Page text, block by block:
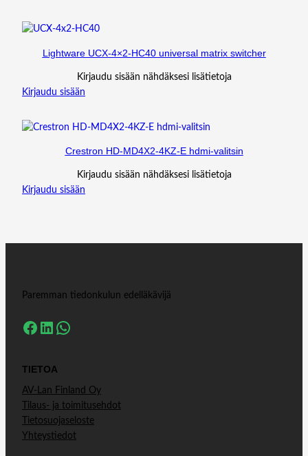
Lightware UCX-4×2-HC40 universal matrix switcher
Kirjaudu sisään nähdäksesi lisätietoja
Kirjaudu sisään
Crestron HD-MD4X2-4KZ-E hdmi-valitsin
Kirjaudu sisään nähdäksesi lisätietoja
Kirjaudu sisään
Paremman tiedonkulun edelläkävijä
Facebook LinkedIn WhatsApp
TIETOA
AV-Lan Finland Oy
Tilaus- ja toimitusehdot
Tietosuojaseloste
Yhteystiedot